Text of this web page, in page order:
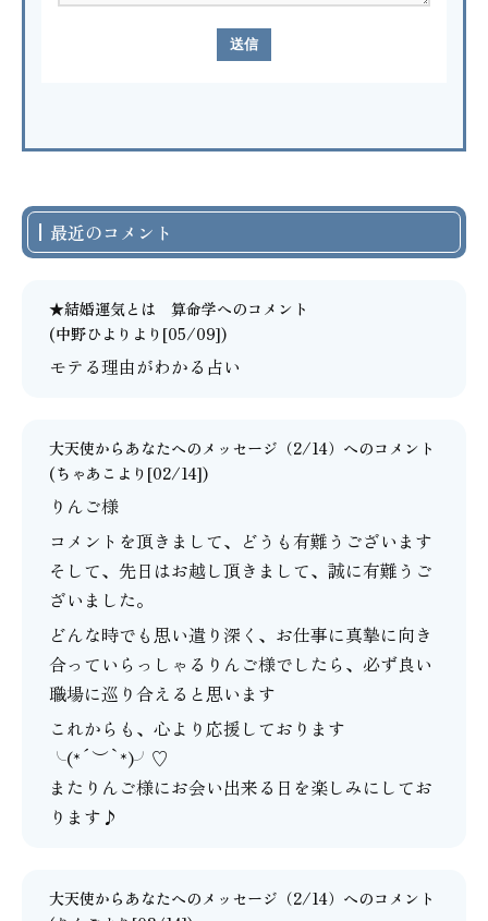
最近のコメント
★結婚運気とは 算命学へのコメント
(中野ひよりより[05/09])
モテる理由がわかる占い
大天使からあなたへのメッセージ（2/14） へのコメント
(ちゃあこ より[02/14])
りんご様
コメントを頂きまして、どうも有難うございます
そして、先日はお越し頂きまして、誠に有難うご
ざいました。
どんな時でも思い遣り深く、お仕事に真摯に向き
合っていらっしゃるりんご様でしたら、必ず良い
職場に巡り合えると思います
これからも、心より応援しております
╰(*´︶`*)╯♡
またりんご様にお会い出来る日を楽しみにしてお
ります♪
大天使からあなたへのメッセージ（2/14） へのコメント